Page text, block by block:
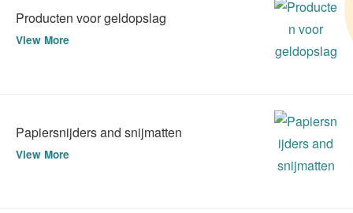
Producten voor geldopslag
View More
Papiersnijders and snijmatten
View More